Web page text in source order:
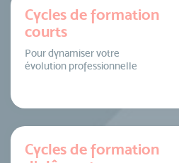
Cycles de formation
courts
Pour dynamiser votre
évolution professionnelle
Cycles de formation